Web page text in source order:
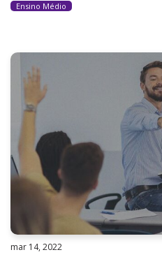
Ensino Médio
mar 14, 2022